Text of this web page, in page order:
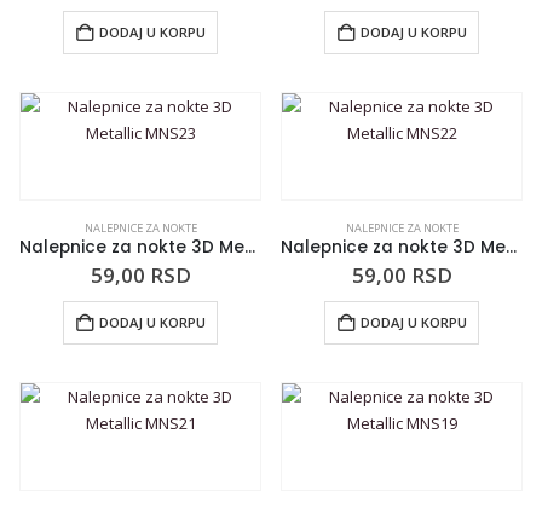
DODAJ U KORPU DODAJ U KORPU
NALEPNICE ZA NOKTE
Nalepnice za nokte 3D Metallic MNS23
59,00 RSD
DODAJ U KORPU
NALEPNICE ZA NOKTE
Nalepnice za nokte 3D Metallic MNS22
59,00 RSD
DODAJ U KORPU